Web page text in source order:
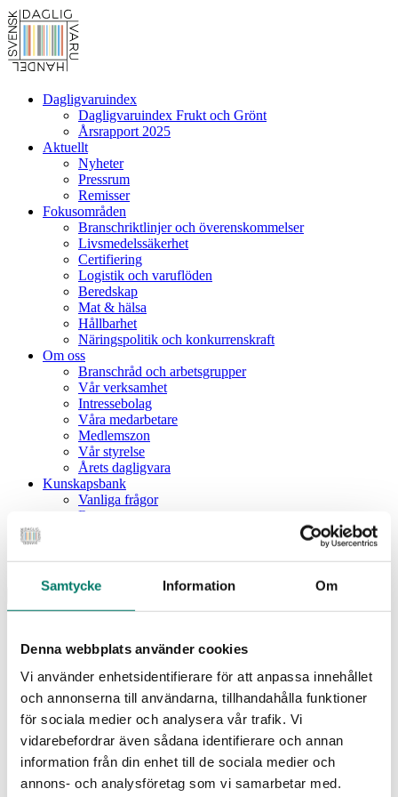
Samtycke Information Om
Denna webbplats använder cookies
Vi använder enhetsidentifierare för att anpassa innehållet
och annonserna till användarna, tillhandahålla funktioner
för sociala medier och analysera vår trafik. Vi
vidarebefordrar även sådana identifierare och annan
information från din enhet till de sociala medier och
annons- och analysföretag som vi samarbetar med.
Dagligvaruindex
Dagligvaruindex Frukt och Grönt
Årsrapport 2025
Aktuellt
Nyheter
Pressrum
Remisser
Fokusområden
Branschriktlinjer och överenskommelser
Livsmedelssäkerhet
Certifiering
Logistik och varuflöden
Beredskap
Mat & hälsa
Hållbarhet
Näringspolitik och konkurrenskraft
Om oss
Branschråd och arbetsgrupper
Vår verksamhet
Intressebolag
Våra medarbetare
Medlemszon
Vår styrelse
Årets dagligvara
Kunskapsbank
Vanliga frågor
Rapporter
Moms på livsmedel
Dagligvaruindex Frukt och Grönt
Årsrapport 2025
Aktuellt
Nyheter
Pressrum
Remisser
Fokusområden
Branschriktlinjer och överenskommelser
Livsmedelssäkerhet